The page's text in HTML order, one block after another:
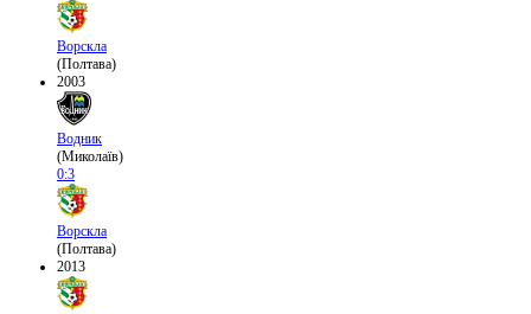
Ворскла
(Полтава)
2003
Водник
(Миколаїв)
0:3
Ворскла
(Полтава)
2013